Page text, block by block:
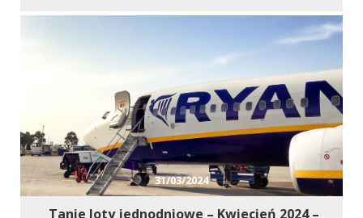
31/03/2024
Tanie loty jednodniowe – Kwiecień 2024 –